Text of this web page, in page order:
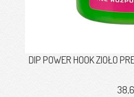
DIP POWER HOOK ZIOŁO